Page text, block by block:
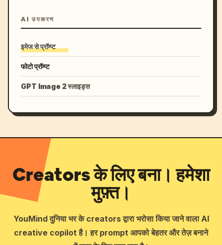
AI उपकरण
इमेज से प्रॉम्प्ट
फोटो प्रॉम्प्ट
GPT Image 2 स्लाइड्स
Creators के लिए बना। हमेशा
मुफ़्त।
YouMind दुनिया भर के creators द्वारा भरोसा किया जाने वाला AI
creative copilot है। हर prompt आपको बेहतर और तेज़ बनाने